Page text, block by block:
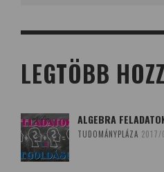
LEGTÖBB
ALGEBRA
TUDOMÁNYPLÁZA 2017/